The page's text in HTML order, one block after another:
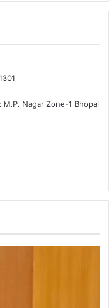
Nagar Zone-1 Bhopal